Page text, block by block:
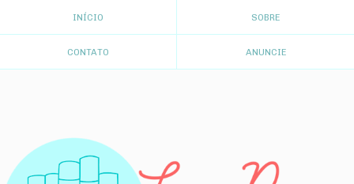
INÍCIO SOBRE
CONTATO ANUNCIE